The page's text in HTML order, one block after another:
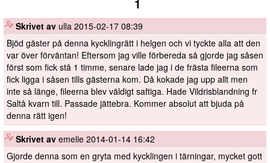
1
Skrivet av ulla 2015-02-17 08:39
Bjöd gäster på denna kycklingrätt i helgen och vi tyckte alla att den
var över förväntan! Eftersom jag ville förbereda så gjorde jag såsen
först som fick stå 1 timme, senare lade jag i de frästa fileerna som
fick ligga i såsen tills gästerna kom. Då kokade jag upp allt men
inte så länge, fileerna blev väldigt saftiga. Hade Vildrisblandning fr
Saltå kvarn till. Passade jättebra. Kommer absolut att bjuda på
denna rätt igen!
Skrivet av emelie 2014-01-14 16:42
Gjorde denna som en gryta med kycklingen i tärningar, mycket gott